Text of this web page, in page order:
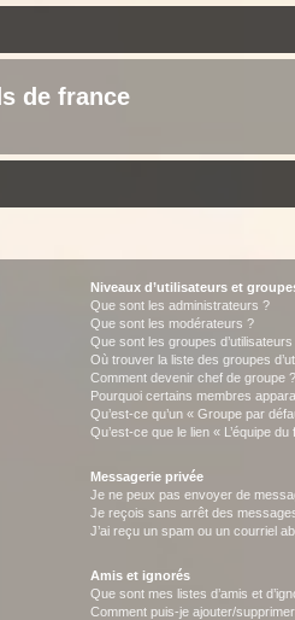
de france
Niveaux d’utilisateurs et
Que sont les administrateurs ?
Que sont les modérateurs ?
Que sont les groupes d’utilisateurs
Où trouver la liste des groupes
Comment devenir chef de groupe ?
Pourquoi certains membres
Qu’est-ce qu’un « Groupe par
Qu’est-ce que le lien « L’équipe du
Messagerie privée
Je ne peux pas envoyer de
Je reçois sans arrêt des
J’ai reçu un spam ou un courriel
Amis et ignorés
Que sont mes listes d’amis et
Comment puis-je ajouter/